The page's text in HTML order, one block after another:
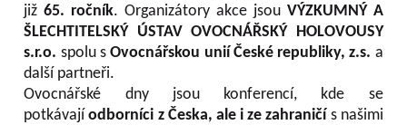
již65. ročník. Organizátory akce jsou VÝZKUMNÝ A
ŠLECHTITELSKÝ ÚSTAV OVOCNÁŘSKÝ HOLOVOUSY
s.r.o. spolu sOvocnářskou unií České republiky, z.s. a
další partneři.
Ovocnářské dny jsou konferencí, kde se
potkávajíodborníci z Česka, ale i ze zahraničí s našimi